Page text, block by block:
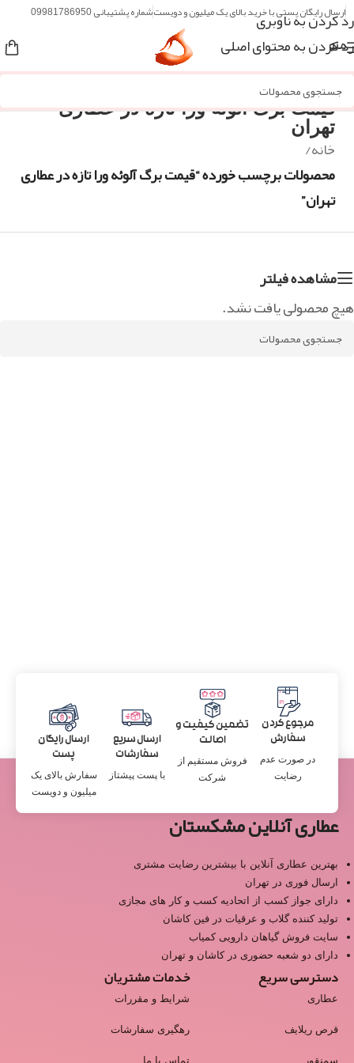
رد کردن به ناوبری
رد کردن به محتوای اصلی
ارسال رایگان پستی با خرید بالای یک میلیون و دویستشماره پشتیبانی 09981786950
منو
قیمت برگ آلوئه ورا تازه در عطاری
تهران
خانه/
محصولات برچسب خورده “قیمت برگ آلوئه ورا تازه در عطاری
تهران”
مشاهده فیلتر
هیچ محصولی یافت نشد.
مرجوع کردن
سفارش
در صورت عدم
رضایت
تضمین کیفیت و
اصالت
فروش مستقیم از
شرکت
ارسال سریع
سفارشات
با پست پیشتاز
ارسال رایگان
پست
سفارش بالای یک
میلیون و دویست
عطاری آنلاین مشکستان
بهترین عطاری آنلاین با بیشترین رضایت مشتری
ارسال فوری در تهران
دارای جواز کسب از اتحادیه کسب و کار های مجازی
تولید کننده گلاب و عرقیات در فین کاشان
سایت فروش گیاهان دارویی کمیاب
دارای دو شعبه حضوری در کاشان و تهران
دسترسی سریع
عطاری
قرص ریلایف
سمنقور
خدمات مشتریان
شرایط و مقررات
رهگیری سفارشات
تماس با ما